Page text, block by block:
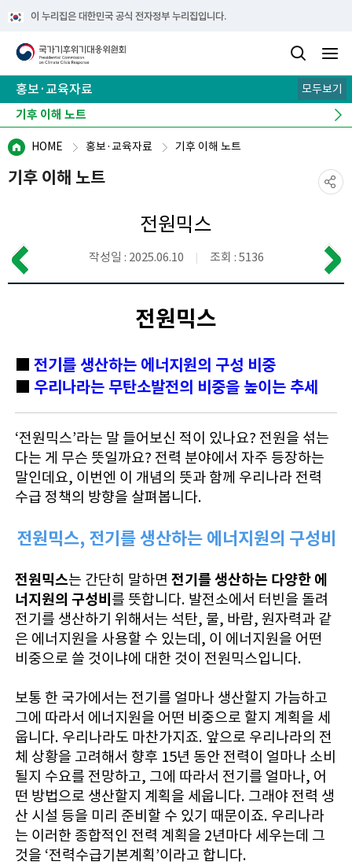
이 누리집은 대한민국 공식 전자정부 누리집입니다.
홍보·교육자료
카드뉴스
기후 이해 노트
e-book
뉴스레터
캠페인
모두보기
HOME 홍보·교육자료 기후 이해 노트
기후 이해 노트
전원믹스
작성일 : 2025.06.10 조회 : 5136
전원믹스
■ 전기를 생산하는 에너지원의 구성 비중
■ 우리나라는 무탄소발전의 비중을 높이는 추세
‘전원믹스’라는 말 들어보신 적이 있나요? 전원을 섞는
다는 게 무슨 뜻일까요? 전력 분야에서 자주 등장하는
말인데요, 이번엔 이 개념의 뜻과 함께 우리나라 전력
수급 정책의 방향을 살펴봅니다.
전원믹스, 전기를 생산하는 에너지원의 구성비
전원믹스는 간단히 말하면 전기를 생산하는 다양한 에
너지원의 구성비를 뜻합니다. 발전소에서 터빈을 돌려
전기를 생산하기 위해서는 석탄, 물, 바람, 원자력과 같
은 에너지원을 사용할 수 있는데, 이 에너지원을 어떤
비중으로 쓸 것이냐에 대한 것이 전원믹스입니다.
보통 한 국가에서는 전기를 얼마나 생산할지 가늠하고
그에 따라서 에너지원을 어떤 비중으로 할지 계획을 세
웁니다. 우리나라도 마찬가지죠. 앞으로 우리나라의 전
체 상황을 고려해서 향후 15년 동안 전력이 얼마나 소비
될지 수요를 전망하고, 그에 따라서 전기를 얼마나, 어
떤 방법으로 생산할지 계획을 세웁니다. 그래야 전력 생
산 시설 등을 미리 준비할 수 있기 때문이죠. 우리나라
는 이러한 종합적인 전력 계획을 2년마다 세우는데 그
것을 ‘전력수급기본계획’이라고 합니다.